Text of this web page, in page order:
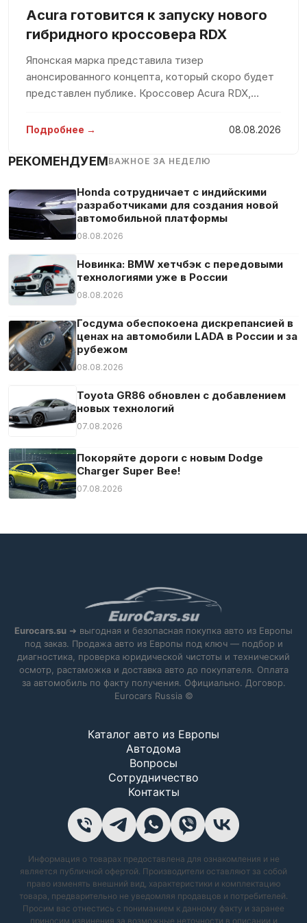
Acura готовится к запуску нового
гибридного кроссовера RDX
Японская марка представила тизер
анонсированного концепта, который скоро будет
представлен публике. Кроссовер Acura RDX,
американский рынок, был выпущен в 2006 году.
2013
Подробнее → 08.08.2026
РЕКОМЕНДУЕМВАЖНОЕ ЗА НЕДЕЛЮ
Honda сотрудничает с индийскими
разработчиками для создания новой
автомобильной платформы
08.08.2026
Новинка: BMW хетчбэк с передовыми
технологиями уже в России
08.08.2026
Госдума обеспокоена дискрепансией в
ценах на автомобили LADA в России и за
рубежом
08.08.2026
Toyota GR86 обновлен с добавлением
новых технологий
07.08.2026
Покоряйте дороги с новым Dodge
Charger Super Bee!
07.08.2026
Eurocars.su ➜ выгодная и безопасная покупка авто из Европы
под заказ. Продажа авто из Европы под ключ — подбор и
диагностика, проверка юридической чистоты и технический
осмотр, растаможка и доставка авто до покупателя. Оплата
за автомобиль по факту получения. Официально. Договор.
Eurocars Russia ©
Каталог авто из Европы
Автодома
Вопросы
Сотрудничество
Контакты
Информация о товарах предоставлена для ознакомления и не
является публичной офертой. Производители оставляют за собой
право изменять внешний вид, характеристики и комплектацию
товара, предварительно не уведомляя продавцов и потребителей.
Просим вас отнестись с пониманием к данному факту и заранее
приносим извинения за возможные неточности в описании и